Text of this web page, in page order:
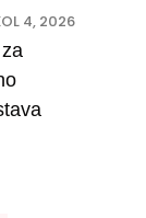
4, 2026